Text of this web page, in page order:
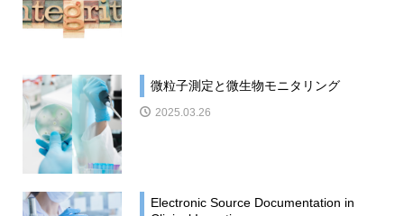
微粒子測定と微生物モニタリング
2025.03.26
Electronic Source Documentation in